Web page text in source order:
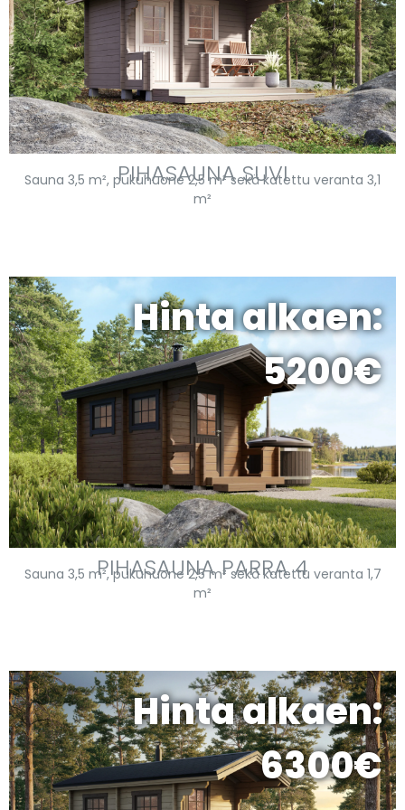
PIHASAUNA SUVI
Sauna 3,5 m², pukuhuone 2,5 m² sekä katettu veranta 3,1
m²
Hinta alkaen:
5200€
PIHASAUNA PARRA 4
Sauna 3,5 m², pukuhuone 2,5 m² sekä katettu veranta 1,7
m²
Hinta alkaen:
6300€